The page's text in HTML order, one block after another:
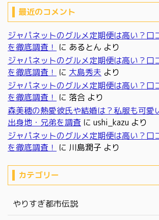
最近のコメント
ジャパネットのグルメ定期便は高い？口
を徹底調査！ に あるとん より
ジャパネットのグルメ定期便は高い？口
を徹底調査！ に 大島秀夫 より
ジャパネットのグルメ定期便は高い？口
を徹底調査！ に 落合 より
森美穂の熱愛彼氏や結婚は？私服も可愛
出身地・兄弟を調査 に ushi_kazu より
ジャパネットのグルメ定期便は高い？口
を徹底調査！ に 川島潤子 より
カテゴリー
やりすぎ都市伝説